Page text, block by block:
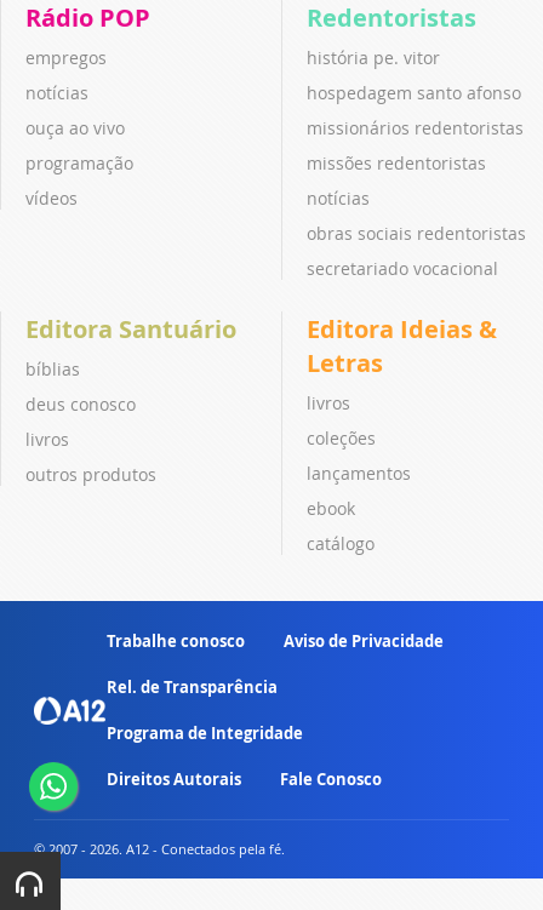
Rádio POP
empregos
notícias
ouça ao vivo
programação
vídeos
Redentoristas
história pe. vitor
hospedagem santo afonso
missionários redentoristas
missões redentoristas
notícias
obras sociais redentoristas
secretariado vocacional
Editora Santuário
bíblias
deus conosco
livros
outros produtos
Editora Ideias &
Letras
livros
coleções
lançamentos
ebook
catálogo
Trabalhe conosco Aviso de Privacidade
Rel. de Transparência
Programa de Integridade
Direitos Autorais Fale Conosco
© 2007 - 2026. A12 - Conectados pela fé.